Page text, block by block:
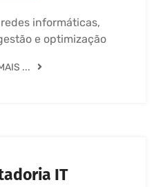
informáticas,
e optimização
...
IT